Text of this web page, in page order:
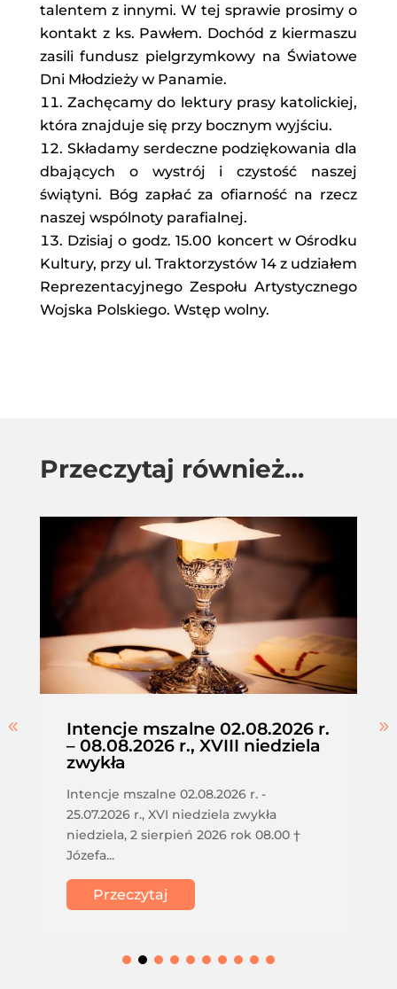
talentem z innymi. W tej sprawie prosimy o
kontakt z ks. Pawłem. Dochód z kiermaszu
zasili fundusz pielgrzymkowy na Światowe
Dni Młodzieży w Panamie.
Zachęcamy do lektury prasy katolickiej,
która znajduje się przy bocznym wyjściu.
Składamy serdeczne podziękowania dla
dbających o wystrój i czystość naszej
świątyni. Bóg zapłać za ofiarność na rzecz
naszej wspólnoty parafialnej.
Dzisiaj o godz. 15.00 koncert w Ośrodku
Kultury, przy ul. Traktorzystów 14 z udziałem
Reprezentacyjnego Zespołu Artystycznego
Wojska Polskiego. Wstęp wolny.
Przeczytaj również…
Intencje mszalne 02.08.2026 r.
– 08.08.2026 r., XVIII niedziela
zwykła
Intencje mszalne 02.08.2026 r. -
25.07.2026 r., XVI niedziela zwykła
niedziela, 2 sierpień 2026 rok 08.00 †
Józefa...
Przeczytaj